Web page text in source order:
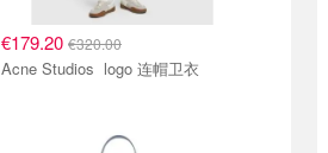
€179.20 €320.00
Acne Studios logo 连帽卫衣